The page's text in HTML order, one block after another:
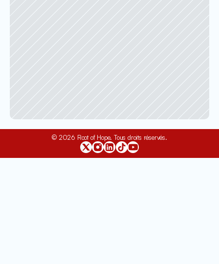
© 2026 Root of Hope. Tous droits réservés.